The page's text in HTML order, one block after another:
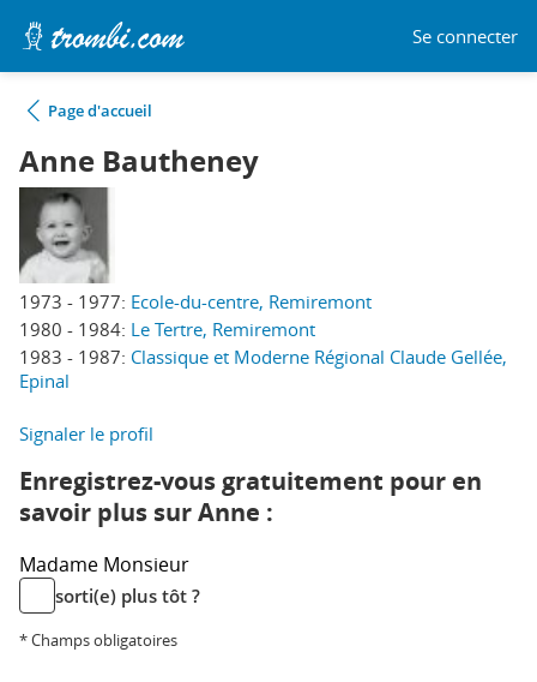
Se connecter
Page d'accueil
Anne Bautheney
1973 - 1977: Ecole-du-centre, Remiremont
1980 - 1984: Le Tertre, Remiremont
1983 - 1987: Classique et Moderne Régional Claude Gellée,
Epinal
Signaler le profil
Enregistrez-vous gratuitement pour en
savoir plus sur Anne :
Madame Monsieur
sorti(e) plus tôt ?
* Champs obligatoires